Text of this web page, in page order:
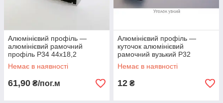
Алюмінієвий профіль —
алюмінієвий рамочний
профіль Р34 44х18,2
Немає в наявності
61,90 ₴/пог.м
Алюмінієвий профіль —
куточок алюмінієвий
рамочний вузький Р32
Немає в наявності
12 ₴